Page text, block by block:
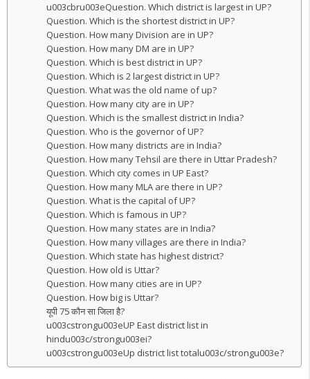
u003cbru003eQuestion. Which district is largest in UP?
Question. Which is the shortest district in UP?
Question. How many Division are in UP?
Question. How many DM are in UP?
Question. Which is best district in UP?
Question. Which is 2 largest district in UP?
Question. What was the old name of up?
Question. How many city are in UP?
Question. Which is the smallest district in India?
Question. Who is the governor of UP?
Question. How many districts are in India?
Question. How many Tehsil are there in Uttar Pradesh?
Question. Which city comes in UP East?
Question. How many MLA are there in UP?
Question. What is the capital of UP?
Question. Which is famous in UP?
Question. How many states are in India?
Question. How many villages are there in India?
Question. Which state has highest district?
Question. How old is Uttar?
Question. How many cities are in UP?
Question. How big is Uttar?
यूपी 75 कौन सा जिला है?
u003cstrongu003eUP East district list in
hindu003c/strongu003ei?
u003cstrongu003eUp district list totalu003c/strongu003e?